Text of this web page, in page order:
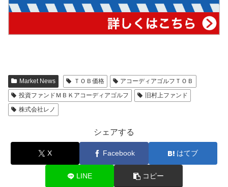
Market News ＴＯＢ価格
アコーディアゴルフＴＯＢ
投資ファンドＭＢＫアコーディアゴルフ
旧村上ファンド
株式会社レノ
シェアする
X Facebook はてブ
LINE コピー